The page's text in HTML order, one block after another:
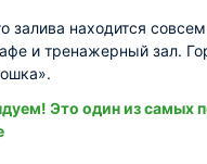
залива находится
и тренажерный зал.
Это один из самых